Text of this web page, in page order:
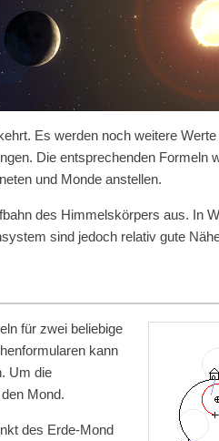
Es werden noch weitere
Die entsprechenden Formeln
und Monde anstellen.
des Himmelskörpers aus. In
sind jedoch relativ gute
für zwei beliebige
kann
Um die
Mond.
des Erde-Mond